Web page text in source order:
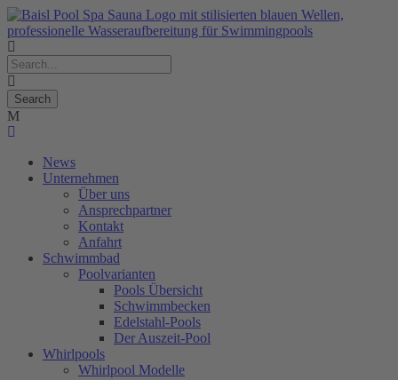
News
Unternehmen
Über uns
Ansprechpartner
Kontakt
Anfahrt
Schwimmbad
Poolvarianten
Pools Übersicht
Schwimmbecken
Edelstahl-Pools
Der Auszeit-Pool
Whirlpools
Whirlpool Modelle